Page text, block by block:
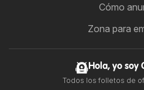
Cómo
Zona para
Hola, yo soy
Todos los folletos de